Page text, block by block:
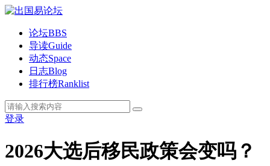
论坛BBS
导读Guide
动态Space
日志Blog
排行榜Ranklist
登录
2026大选后移民政策会变吗？